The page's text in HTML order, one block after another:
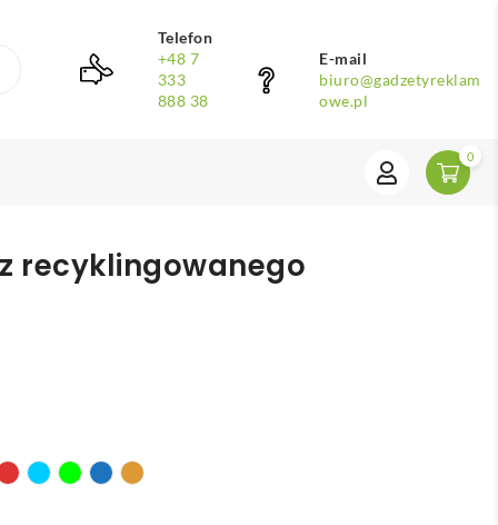
Telefon
+48 7
333
888 38
E-mail
biuro@gadzetyreklam
owe.pl
0
recyklingowanego